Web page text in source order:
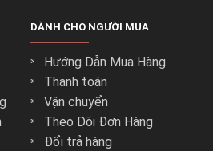
DÀNH CHO NGƯỜI MUA
Hướng Dẫn Mua Hàng
Thanh toán
Vận chuyển
Theo Dõi Đơn Hàng
Đổi trả hàng